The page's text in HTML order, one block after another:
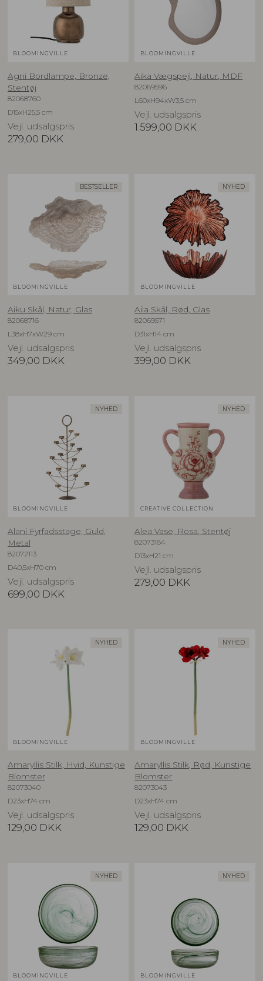
BLOOMINGVILLE
Agni Bordlampe, Bronze,
Stentøj
82068760
D15xH25,5 cm
Vejl. udsalgspris
279,00 DKK
BLOOMINGVILLE
Aika Vægspejl, Natur, MDF
82069596
L60xH94xW3,5 cm
Vejl. udsalgspris
1.599,00 DKK
BESTSELLER
BLOOMINGVILLE
Aiku Skål, Natur, Glas
82068716
L38xH7xW29 cm
Vejl. udsalgspris
349,00 DKK
NYHED
BLOOMINGVILLE
Aila Skål, Rød, Glas
82069571
D31xH14 cm
Vejl. udsalgspris
399,00 DKK
NYHED
BLOOMINGVILLE
Alani Fyrfadsstage, Guld,
Metal
82072113
D40,5xH70 cm
Vejl. udsalgspris
699,00 DKK
NYHED
CREATIVE COLLECTION
Alea Vase, Rosa, Stentøj
82073184
D13xH21 cm
Vejl. udsalgspris
279,00 DKK
NYHED
BLOOMINGVILLE
Amaryllis Stilk, Hvid, Kunstige
Blomster
82073040
D23xH74 cm
Vejl. udsalgspris
129,00 DKK
NYHED
BLOOMINGVILLE
Amaryllis Stilk, Rød, Kunstige
Blomster
82073043
D23xH74 cm
Vejl. udsalgspris
129,00 DKK
NYHED
BLOOMINGVILLE
NYHED
BLOOMINGVILLE